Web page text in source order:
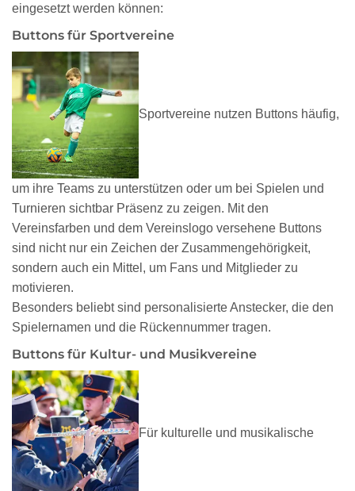
eingesetzt werden können:
Buttons für Sportvereine
Sportvereine nutzen Buttons häufig,
um ihre Teams zu unterstützen oder um bei Spielen und
Turnieren sichtbar Präsenz zu zeigen. Mit den
Vereinsfarben und dem Vereinslogo versehene Buttons
sind nicht nur ein Zeichen der Zusammengehörigkeit,
sondern auch ein Mittel, um Fans und Mitglieder zu
motivieren.
Besonders beliebt sind personalisierte Anstecker, die den
Spielernamen und die Rückennummer tragen.
Buttons für Kultur- und Musikvereine
Für kulturelle und musikalische